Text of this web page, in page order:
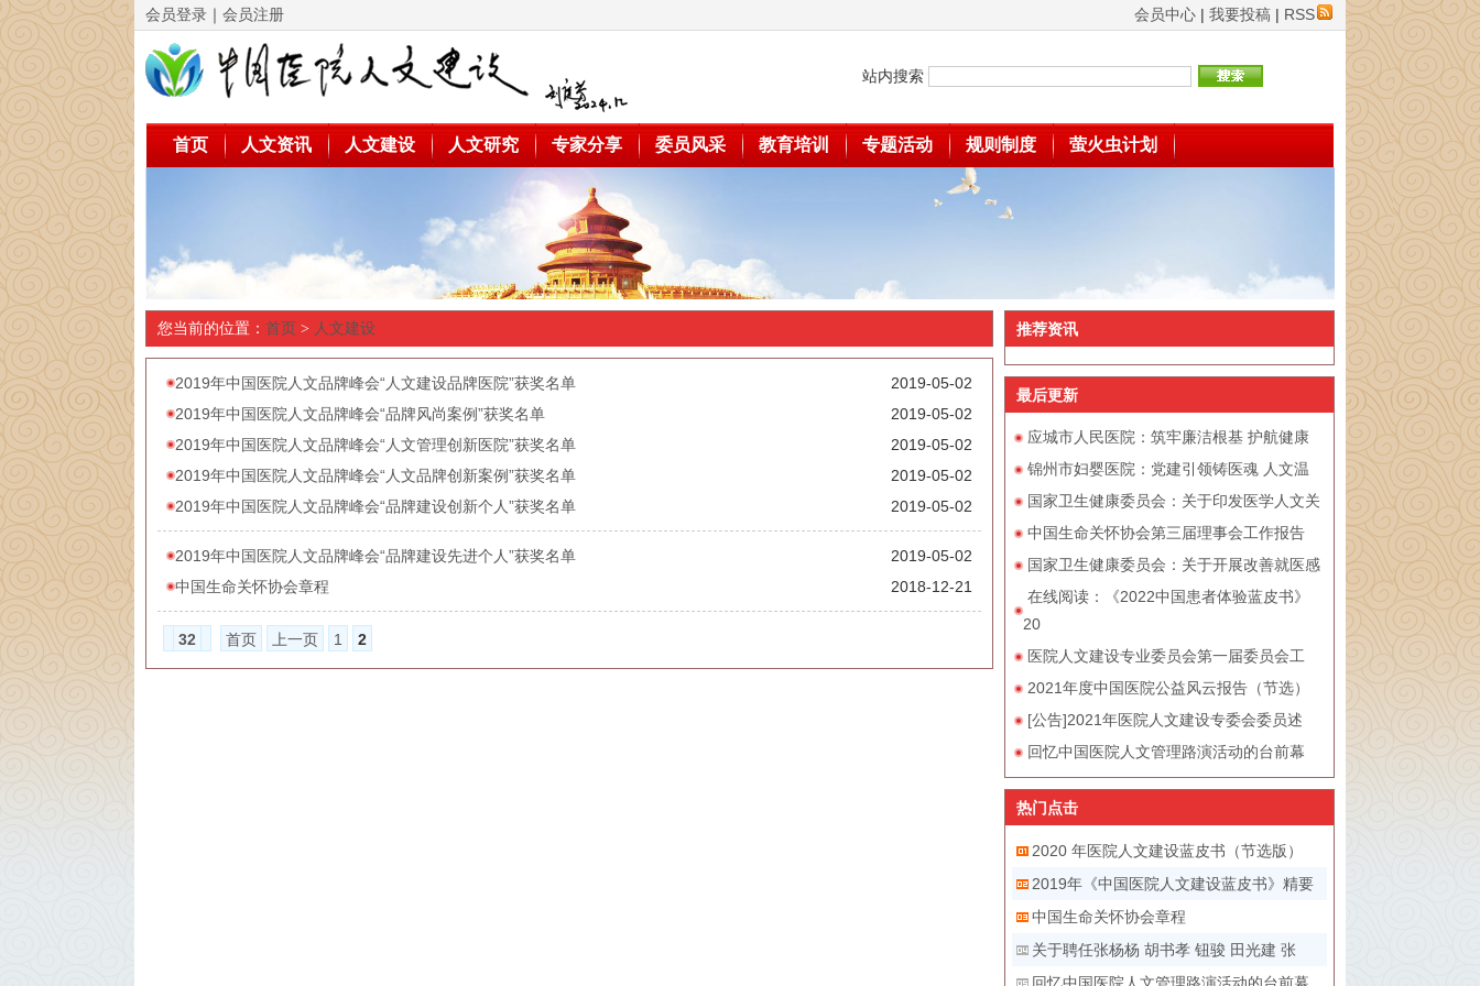
会员登录 ｜ 会员注册 会员中心 | 我要投稿 | RSS
站内搜索
首页 人文资讯 人文建设 人文研究 专家分享 委员风采 教育培训 专题活动 规则制度 萤火虫计划
您当前的位置： 首页 > 人文建设
2019年中国医院人文品牌峰会“人文建设品牌医院”获奖名单
2019-05-02
2019年中国医院人文品牌峰会“品牌风尚案例”获奖名单
2019-05-02
2019年中国医院人文品牌峰会“人文管理创新医院”获奖名单
2019-05-02
2019年中国医院人文品牌峰会“人文品牌创新案例”获奖名单
2019-05-02
2019年中国医院人文品牌峰会“品牌建设创新个人”获奖名单
2019-05-02
2019年中国医院人文品牌峰会“品牌建设先进个人”获奖名单
2019-05-02
中国生命关怀协会章程
2018-12-21
32 首页 上一页 1 2
推荐资讯
最后更新
应城市人民医院：筑牢廉洁根基 护航健康
锦州市妇婴医院：党建引领铸医魂 人文温
国家卫生健康委员会：关于印发医学人文关
中国生命关怀协会第三届理事会工作报告
国家卫生健康委员会：关于开展改善就医感
在线阅读：《2022中国患者体验蓝皮书》
20
医院人文建设专业委员会第一届委员会工
2021年度中国医院公益风云报告（节选）
[公告]2021年医院人文建设专委会委员述
回忆中国医院人文管理路演活动的台前幕
热门点击
2020 年医院人文建设蓝皮书（节选版）
2019年《中国医院人文建设蓝皮书》精要
中国生命关怀协会章程
关于聘任张杨杨 胡书孝 钮骏 田光建 张